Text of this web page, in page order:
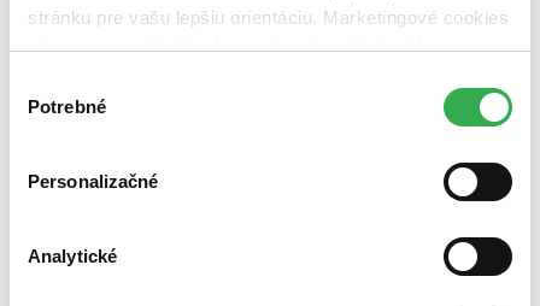
stránku pre vašu lepšiu orientáciu. Marketingové cookies
nám zas umožňujú zobrazenie relevantnej reklamy.
nám pomohlo, keby sme mohli používať všetky tieto
súhlasu
Potrebné
Personalizačné
Analytické
Knihy roka
Médiá a partneri
Všetky články na tému: Stephen Leacock